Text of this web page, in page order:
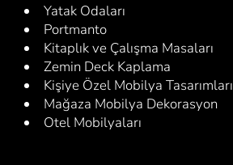
Yatak Odaları
Portmanto
Kitaplık ve Çalışma Masaları
Zemin Deck Kaplama
Kişiye Özel Mobilya Tasarımları
Mağaza Mobilya Dekorasyon
Otel Mobilyaları